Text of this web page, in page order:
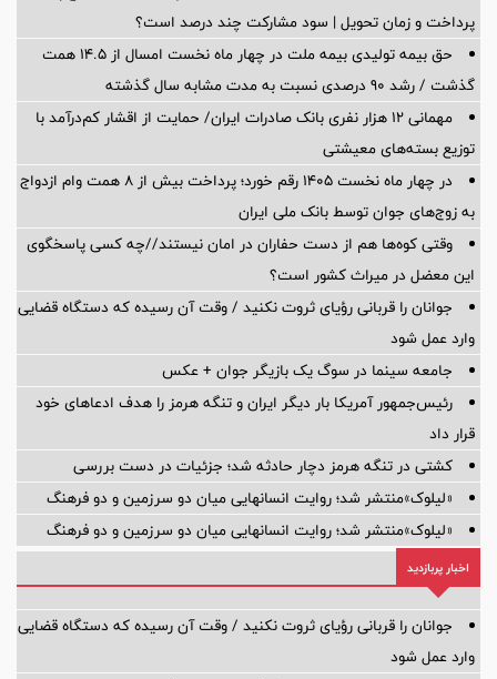
پرداخت و زمان تحویل | سود مشارکت چند درصد است؟
حق بیمه تولیدی بیمه ملت در چهار ماه نخست امسال از 14.5 همت
گذشت / رشد 90 درصدی نسبت به مدت مشابه سال گذشته
مهمانی ۱۲ هزار نفری بانک صادرات ایران/ حمایت از اقشار کم‌درآمد با
توزیع بسته‌های معیشتی
در چهار ماه نخست ۱۴۰۵ رقم خورد؛ پرداخت بیش از ۸ همت وام ازدواج
به زوج‌های جوان توسط بانک ملی ایران
وقتی کوه‌ها هم از دست حفاران در امان نیستند//چه کسی پاسخگوی
این معضل در میراث کشور است؟
جوانان را قربانی رؤیای ثروت نکنید / وقت آن رسیده که دستگاه قضایی
وارد عمل شود
جامعه سینما در سوگ یک بازیگر جوان + عکس
رئیس‌جمهور آمریکا بار دیگر ایران و تنگه هرمز را هدف ادعاهای خود
قرار داد
کشتی در تنگه هرمز دچار حادثه شد؛ جزئیات در دست بررسی
«لیلوک»منتشر شد؛ روایت انسانهایی میان دو سرزمین و دو فرهنگ
«لیلوک»منتشر شد؛ روایت انسانهایی میان دو سرزمین و دو فرهنگ
اخبار پربازدید
جوانان را قربانی رؤیای ثروت نکنید / وقت آن رسیده که دستگاه قضایی
وارد عمل شود